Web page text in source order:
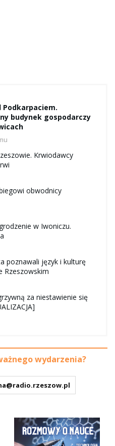
Podkarpaciem.
budynek gospodarczy
Krwiodawcy
obwodnicy
w Iwoniczu.
poznawali język i kulturę
Rzeszowskim
za niestawienie się
wydarzenia?